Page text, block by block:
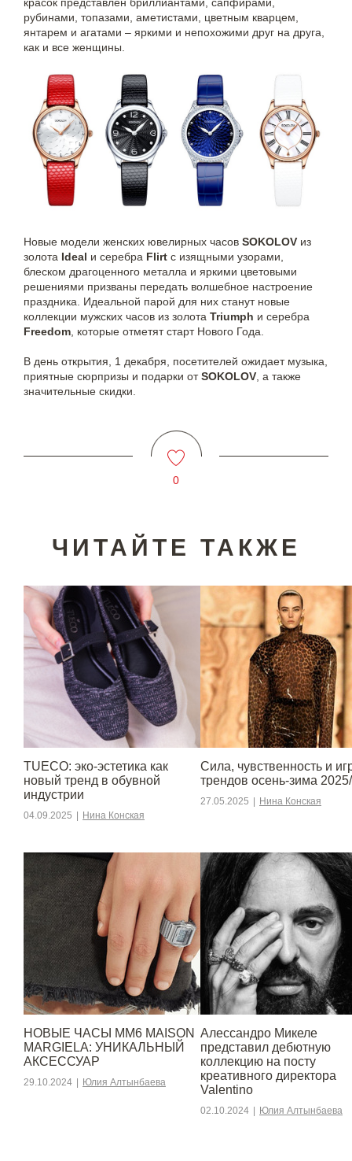
рубинами, топазами, аметистами, цветным кварцем,
янтарем и агатами – яркими и непохожими друг на друга,
как и все женщины.
Новые модели женских ювелирных часов SOKOLOV из
золота Ideal и серебра Flirt с изящными узорами,
блеском драгоценного металла и яркими цветовыми
решениями призваны передать волшебное настроение
праздника. Идеальной парой для них станут новые
коллекции мужских часов из золота Triumph и серебра
Freedom , которые отметят старт Нового Года.
В день открытия, 1 декабря, посетителей ожидает музыка,
приятные сюрпризы и подарки отSOKOLOV , а также
значительные скидки.
0
ЧИТАЙТЕ ТАКЖЕ
TUECO: эко-эстетика как
новый тренд в обувной
индустрии
04.09.2025 Нина Конская
Сила, чувственность и
трендов осень-зима
27.05.2025 Нина Конская
НОВЫЕ ЧАСЫ MM6 MAISON
MARGIELA: УНИКАЛЬНЫЙ
АКСЕССУАР
29.10.2024 Юлия Алтынбаева
Алессандро Микеле
представил дебютную
коллекцию на посту
креативного директора
Valentino
02.10.2024 Юлия Алтынбаева